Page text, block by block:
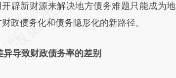
开辟新财源来解决地方债务难题只能成为地
政债务化和债务隐形化的新路径。
导致财政债务率的差别